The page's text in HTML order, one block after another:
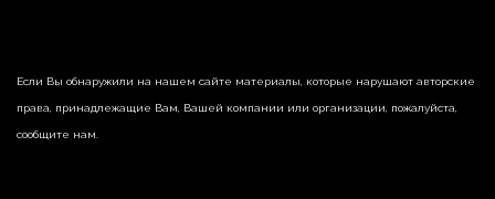
Если Вы обнаружили на нашем сайте материалы, которые нарушают авторские
права, принадлежащие Вам, Вашей компании или организации, пожалуйста,
сообщите нам.